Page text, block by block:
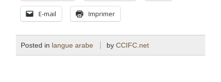
E-mail Imprimer
Posted in langue arabe by CCIFC.net